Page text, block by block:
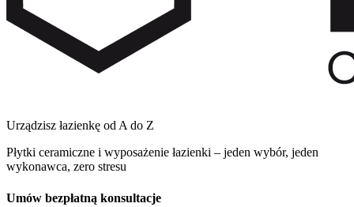
Urządzisz łazienkę od A do Z
Płytki ceramiczne i wyposażenie łazienki – jeden wybór, jeden
wykonawca, zero stresu
Umów bezpłatną konsultacje